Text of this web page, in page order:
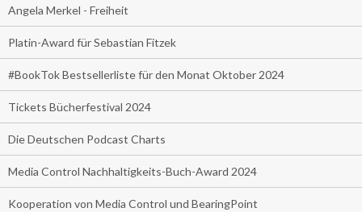
Angela Merkel - Freiheit
Platin-Award für Sebastian Fitzek
#BookTok Bestsellerliste für den Monat Oktober 2024
Tickets Bücherfestival 2024
Die Deutschen Podcast Charts
Media Control Nachhaltigkeits-Buch-Award 2024
Kooperation von Media Control und BearingPoint